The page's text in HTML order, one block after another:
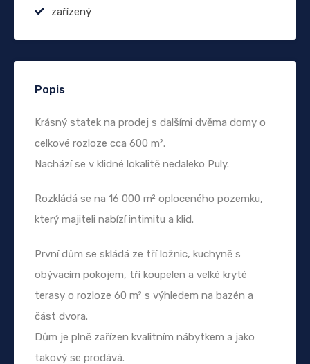
zařízený
Popis
Krásný statek na prodej s dalšími dvěma domy o
celkové rozloze cca 600 m².
Nachází se v klidné lokalitě nedaleko Puly.
Rozkládá se na 16 000 m² oploceného pozemku,
který majiteli nabízí intimitu a klid.
První dům se skládá ze tří ložnic, kuchyně s
obývacím pokojem, tří koupelen a velké kryté
terasy o rozloze 60 m² s výhledem na bazén a
část dvora.
Dům je plně zařízen kvalitním nábytkem a jako
takový se prodává.